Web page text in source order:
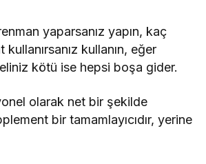
yaparsanız yapın, kaç
kullanın, eğer
kötü ise hepsi boşa gider.
olarak net bir şekilde
bir tamamlayıcıdır, yerine